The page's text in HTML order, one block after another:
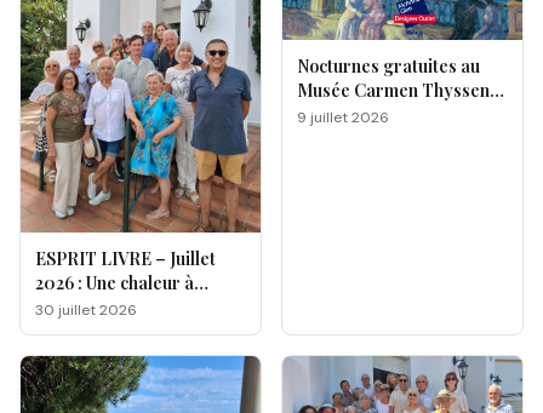
ESPRIT LIVRE – Juillet
2026 : Une chaleur à
double facette
30 juillet 2026
Nocturnes gratuites au
Musée Carmen Thyssen
de Málaga
9 juillet 2026